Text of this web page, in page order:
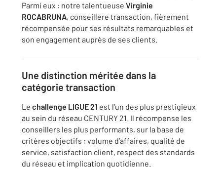
Parmi eux : notre talentueuse Virginie
ROCABRUNA, conseillère transaction, fièrement
récompensée pour ses résultats remarquables et
son engagement auprès de ses clients.
Une distinction méritée dans la
catégorie transaction
Le challenge LIGUE 21 est l’un des plus prestigieux
au sein du réseau CENTURY 21. Il récompense les
conseillers les plus performants, sur la base de
critères objectifs : volume d’affaires, qualité de
service, satisfaction client, respect des standards
du réseau et implication quotidienne.